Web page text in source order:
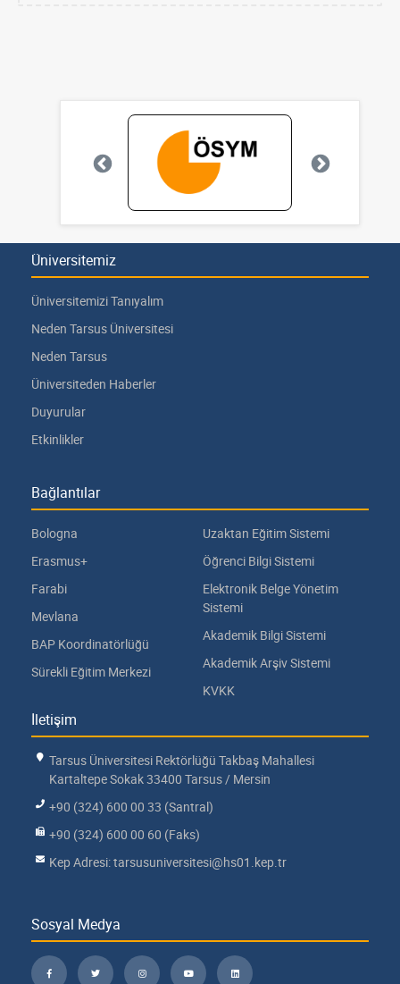
Üniversitemiz
Üniversitemizi Tanıyalım
Neden Tarsus Üniversitesi
Neden Tarsus
Üniversiteden Haberler
Duyurular
Etkinlikler
Bağlantılar
Bologna
Erasmus+
Farabi
Mevlana
BAP Koordinatörlüğü
Sürekli Eğitim Merkezi
Uzaktan Eğitim Sistemi
Öğrenci Bilgi Sistemi
Elektronik Belge Yönetim
Sistemi
Akademik Bilgi Sistemi
Akademik Arşiv Sistemi
KVKK
İletişim
Tarsus Üniversitesi Rektörlüğü Takbaş Mahallesi
Kartaltepe Sokak 33400 Tarsus / Mersin
+90 (324) 600 00 33 (Santral)
+90 (324) 600 00 60 (Faks)
Kep Adresi: tarsusuniversitesi@hs01.kep.tr
Sosyal Medya